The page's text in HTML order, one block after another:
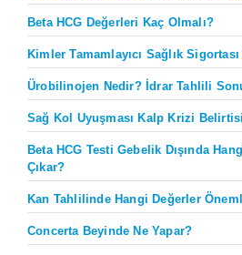
Beta HCG Değerleri Kaç Olmalı?
Kimler Tamamlayıcı Sağlık
Ürobilinojen Nedir? İdrar Tahlili
Sağ Kol Uyuşması Kalp Krizi
Beta HCG Testi Gebelik Dışında
Çıkar?
Kan Tahlilinde Hangi Değerler
Concerta Beyinde Ne Yapar?